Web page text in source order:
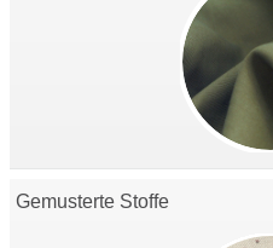
Gemusterte Stoffe